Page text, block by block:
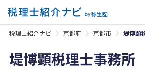
税理士紹介ナビ 京都府 京都市 堤博顕
堤博顕税理士事務所